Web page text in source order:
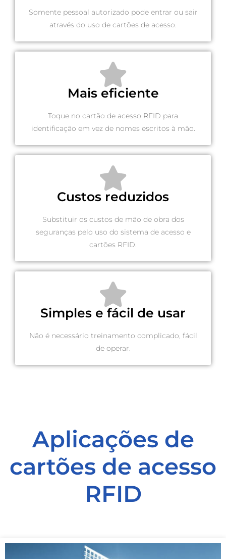
Somente pessoal autorizado pode entrar ou sair
através do uso de cartões de acesso.
Mais eficiente
Toque no cartão de acesso RFID para
identificação em vez de nomes escritos à mão.
Custos reduzidos
Substituir os custos de mão de obra dos
seguranças pelo uso do sistema de acesso e
cartões RFID.
Simples e fácil de usar
Não é necessário treinamento complicado, fácil
de operar.
Aplicações de
cartões de acesso
RFID